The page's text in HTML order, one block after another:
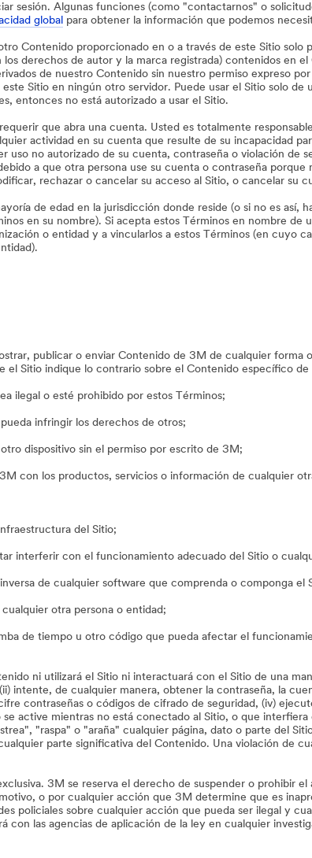
sesión. Algunas funciones (como "contactarnos" o
global para obtener la información que podemos
Contenido proporcionado en o a través de este Sitio solo
derechos de autor y la marca registrada) contenidos en
de nuestro Contenido sin nuestro permiso expreso
Sitio en ningún otro servidor. Puede usar el Sitio solo de
entonces no está autorizado a usar el Sitio.
que abra una cuenta. Usted es totalmente
actividad en su cuenta que resulte de su incapacidad
no autorizado de su cuenta, contraseña o violación de
a que otra persona use su cuenta o contraseña
rechazar o cancelar su acceso al Sitio, o cancelar su
de edad en la jurisdicción donde reside (o si no es así,
en su nombre). Si acepta estos Términos en nombre de
o entidad y a vincularlos a estos Términos (en cuyo
publicar o enviar Contenido de 3M de cualquier forma
Sitio indique lo contrario sobre el Contenido específico de
ilegal o esté prohibido por estos Términos;
infringir los derechos de otros;
dispositivo sin el permiso por escrito de 3M;
con los productos, servicios o información de cualquier
del Sitio;
con el funcionamiento adecuado del Sitio o
de cualquier software que comprenda o componga el
otra persona o entidad;
de tiempo u otro código que pueda afectar el
ni utilizará el Sitio ni interactuará con el Sitio de una
intente, de cualquier manera, obtener la contraseña, la
contraseñas o códigos de cifrado de seguridad, (iv)
active mientras no está conectado al Sitio, o que
"raspa" o "araña" cualquier página, dato o parte del
parte significativa del Contenido. Una violación de
3M se reserva el derecho de suspender o prohibir
o por cualquier acción que 3M determine que es
policiales sobre cualquier acción que pueda ser ilegal y
las agencias de aplicación de la ley en cualquier